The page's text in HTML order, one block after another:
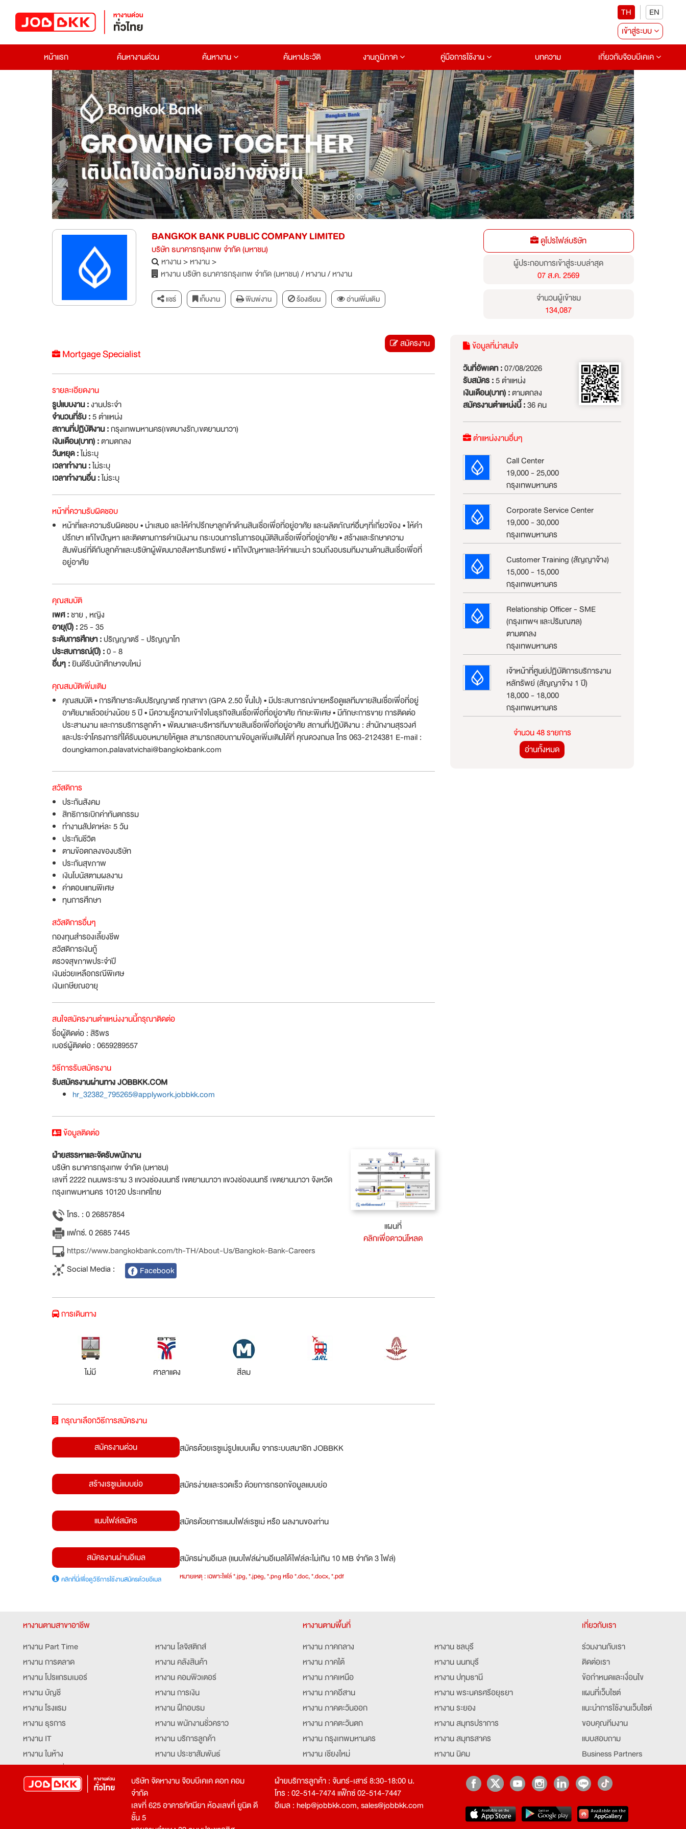
TH
EN
เข้าสู่ระบบ
หน้าแรก
ค้นหางานด่วน ค้นหางาน ค้นหาประวัติ งานภูมิภาค คู่มือการใช้งาน บทความ เกี่ยวกับจ๊อบบีเคเค
Previous Next
BANGKOK BANK PUBLIC COMPANY LIMITED
บริษัท ธนาคารกรุงเทพ จำกัด (มหาชน)
หางาน>หางาน>
หางาน บริษัท ธนาคารกรุงเทพ จำกัด (มหาชน)/หางาน/หางาน
แชร์ เก็บงาน พิมพ์งาน ร้องเรียน อ่านเพิ่มเติม
ดูโปรไฟล์บริษัท
ผู้ประกอบการเข้าสู่ระบบล่าสุด
07 ส.ค. 2569
จำนวนผู้เข้าชม
134,087
Mortgage Specialist
สมัครงาน
รายละเอียดงาน
รูปแบบงาน :งานประจำ
จำนวนที่รับ :5 ตำแหน่ง
สถานที่ปฏิบัติงาน :กรุงเทพมหานคร(เขตบางรัก,เขตยานนาวา)
เงินเดือน(บาท) :ตามตกลง
วันหยุด :ไม่ระบุ
เวลาทำงาน :ไม่ระบุ
เวลาทำงานอื่น :ไม่ระบุ
หน้าที่ความรับผิดชอบ
หน้าที่และความรับผิดชอบ • นำเสนอ และให้คำปรึกษาลูกค้าด้านสินเชื่อเพื่อที่อยู่อาศัย และผลิตภัณฑ์อื่นๆที่เกี่ยวข้อง • ให้คำ
ปรึกษา แก้ไขปัญหา และติดตามการดำเนินงาน กระบวนการในการอนุมัติสินเชื่อเพื่อที่อยู่อาศัย • สร้างและรักษาความ
สัมพันธ์ที่ดีกับลูกค้าและบริษัทผู้พัฒนาอสังหาริมทรัพย์ • แก้ไขปัญหาและให้คำแนะนำ รวมถึงอบรมทีมงานด้านสินเชื่อเพื่อที่
อยู่อาศัย
คุณสมบัติ
เพศ :ชาย , หญิง
อายุ(ปี) :25 - 35
ระดับการศึกษา :ปริญญาตรี - ปริญญาโท
ประสบการณ์(ปี) :0 - 8
อื่นๆ :ยินดีรับนักศึกษาจบใหม่
คุณสมบัติเพิ่มเติม
คุณสมบัติ • การศึกษาระดับปริญญาตรี ทุกสาขา (GPA 2.50 ขึ้นไป) • มีประสบการณ์ขายหรือดูแลทีมขายสินเชื่อเพื่อที่อยู่
อาศัยมาแล้วอย่างน้อย 5 ปี • มีความรู้ความเข้าใจในธุรกิจสินเชื่อเพื่อที่อยู่อาศัย ทักษะพิเศษ • มีทักษะการขาย การติดต่อ
ประสานงาน และการบริการลูกค้า • พัฒนาและบริหารทีมขายสินเชื่อเพื่อที่อยู่อาศัย สถานที่ปฏิบัติงาน : สำนักงานสุรวงศ์
และประจำโครงการที่ได้รับมอบหมายให้ดูแล สามารถสอบถามข้อมูลเพิ่มเติมได้ที่ คุณดวงกมล โทร 063-2124381 E-mail :
doungkamon.palavatvichai@bangkokbank.com
สวัสดิการ
ประกันสังคม
สิทธิการเบิกค่าทันตกรรม
ทำงานสัปดาห์ละ 5 วัน
ประกันชีวิต
ตามข้อตกลงของบริษัท
ประกันสุขภาพ
เงินโบนัสตามผลงาน
ค่าตอบแทนพิเศษ
ทุนการศึกษา
สวัสดิการอื่นๆ
กองทุนสำรองเลี้ยงชีพ
สวัสดิการเงินกู้
ตรวจสุขภาพประจำปี
เงินช่วยเหลือกรณีพิเศษ
เงินเกษียณอายุ
สนใจสมัครงานตำแหน่งงานนี้กรุณาติดต่อ
ชื่อผู้ติดต่อ : สิริพร
เบอร์ผู้ติดต่อ : 0659289557
วิธีการรับสมัครงาน
รับสมัครงานผ่านทาง JOBBKK.COM
hr_32382_795265@applywork.jobbkk.com
ข้อมูลที่น่าสนใจ
วันที่อัพเดท :07/08/2026
รับสมัคร :5 ตำแหน่ง
เงินเดือน(บาท) :ตามตกลง
สมัครงานตำแหน่งนี้ :36 คน
ตำแหน่งงานอื่นๆ
Call Center
19,000 - 25,000
กรุงเทพมหานคร
Corporate Service Center
19,000 - 30,000
กรุงเทพมหานคร
Customer Training (สัญญาจ้าง)
15,000 - 15,000
กรุงเทพมหานคร
Relationship Officer - SME
(กรุงเทพฯ และปริมณฑล)
ตามตกลง
กรุงเทพมหานคร
เจ้าหน้าที่ศูนย์ปฏิบัติการบริการงาน
หลัทรัพย์ (สัญญาจ้าง 1 ปี)
18,000 - 18,000
กรุงเทพมหานคร
จำนวน 48 รายการ
อ่านทั้งหมด
ข้อมูลติดต่อ
ฝ่ายสรรหาและจัดรับพนักงาน
บริษัท ธนาคารกรุงเทพ จำกัด (มหาชน)
เลขที่ 2222 ถนนพระราม 3 แขวงช่องนนทรี เขตยานนาวา แขวงช่องนนทรี เขตยานนาวา จังหวัด
กรุงเทพมหานคร 10120 ประเทศไทย
โทร. : 0 26857854
แฟกซ์. 0 2685 7445
https://www.bangkokbank.com/th-TH/About-Us/Bangkok-Bank-Careers
Social Media :
Facebook
แผนที่
คลิกเพื่อดาวน์โหลด
การเดินทาง
ไม่มี ศาลาแดง สีลม
กรุณาเลือกวิธีการสมัครงาน
สมัครงานด่วน
สมัครด้วยเรซูเม่รูปแบบเต็ม จากระบบสมาชิก JOBBKK
สร้างเรซูเม่แบบย่อ สมัครง่ายและรวดเร็ว ด้วยการกรอกข้อมูลแบบย่อ
แนบไฟล์สมัคร สมัครด้วยการแนบไฟล์เรซูเม่ หรือ ผลงานของท่าน
สมัครงานผ่านอีเมล
คลิกที่นี่เพื่อดูวิธีการใช้งานสมัครด้วยอีเมล
สมัครผ่านอีเมล (แนบไฟล์ผ่านอีเมลได้ไฟล์ละไม่เกิน 10 MB จำกัด 3 ไฟล์)
หมายเหตุ : เฉพาะไฟล์ *.jpg, *.jpeg, *.png หรือ *.doc, *.docx, *.pdf
หางานตามสาขาอาชีพ
หางาน Part Time
หางาน การตลาด
หางาน โปรแกรมเมอร์
หางาน บัญชี
หางาน โรงแรม
หางาน ธุรการ
หางาน IT
หางาน ในห้าง
หางาน ท่องเที่ยว
หางาน จัดซื้อ
หางาน โลจิสติกส์
หางาน คลังสินค้า
หางาน คอมพิวเตอร์
หางาน การเงิน
หางาน ฝึกอบรม
หางาน พนักงานชั่วคราว
หางาน บริการลูกค้า
หางาน ประชาสัมพันธ์
หางาน รับโทรศัพท์
หางาน ประสานงาน
หางาน จองตั๋ว
หางานตามพื้นที่
หางาน ภาคกลาง
หางาน ภาคใต้
หางาน ภาคเหนือ
หางาน ภาคอีสาน
หางาน ภาคตะวันออก
หางาน ภาคตะวันตก
หางาน กรุงเทพมหานคร
หางาน เชียงใหม่
หางาน ฉะเชิงเทรา
หางาน ชลบุรี
หางาน นนทบุรี
หางาน ปทุมธานี
หางาน พระนครศรีอยุธยา
หางาน ระยอง
หางาน สมุทรปราการ
หางาน สมุทรสาคร
หางาน นิคม
หางานอยุธยา
เกี่ยวกับเรา
ร่วมงานกับเรา
ติดต่อเรา
ข้อกำหนดและเงื่อนไข
แผนที่เว็บไซต์
แนะนำการใช้งานเว็บไซต์
ขอบคุณทีมงาน
แบบสอบถาม
Business Partners
Partner มหาวิทยาลัย
Job Index
job
บริษัท จัดหางาน จ๊อบบีเคเค ดอท คอม
จำกัด
เลขที่ 625 อาคารทัศนียา ห้องเลขที่ ยูนิต ดี
ชั้น 5
ฝ่ายบริการลูกค้า : จันทร์-เสาร์ 8:30-18:00 น.
โทร : 02-514-7474 แฟ็กซ์ 02-514-7447
อีเมล : help@jobbkk.com,sales@jobbkk.com